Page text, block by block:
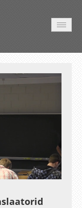
Auto